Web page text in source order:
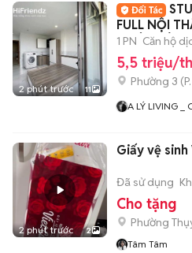
2 phút trước 11
FULL NỘI
QUÂN KÊNH
1 PN Căn hộ
5,5 triệu/
Phường 3 (
A LÝ LIVING _
CHUNG CƯ -
2 phút trước 2
Giấy vệ
Đã sử dụng
Cho tặng
Phường
Tâm Tâm